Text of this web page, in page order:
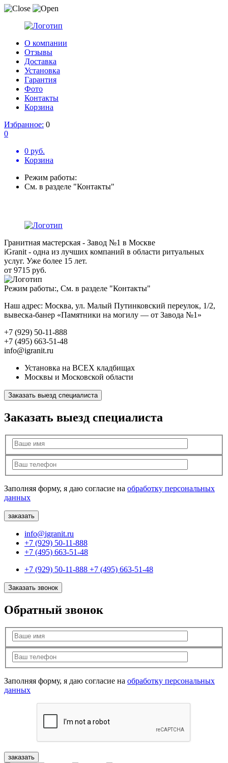
О компании
Отзывы
Доставка
Установка
Гарантия
Фото
Контакты
Корзина
Избранное: 0
0
0 руб.
Корзина
Режим работы:
См. в разделе "Контакты"
Гранитная мастерская - Завод №1 в Москве
iGranit - одна из лучших компаний в области ритуальных
услуг. Уже более 15 лет.
от 9715 руб.
Режим работы:, См. в разделе "Контакты"
Наш адрес: Москва, ул. Малый Путинковский переулок, 1/2,
вывеска-банер «Памятники на могилу — от Завода №1»
+7 (929) 50-11-888
+7 (495) 663-51-48
info@igranit.ru
Установка на ВСЕХ кладбищах
Москвы и Московской области
Заказать выезд специалиста
Заказать выезд специалиста
Заполняя форму, я даю согласие на обработку персональных
данных
info@igranit.ru
+7 (929) 50-11-888
+7 (495) 663-51-48
+7 (929) 50-11-888 +7 (495) 663-51-48
Заказать звонок
Обратный звонок
Заполняя форму, я даю согласие на обработку персональных
данных